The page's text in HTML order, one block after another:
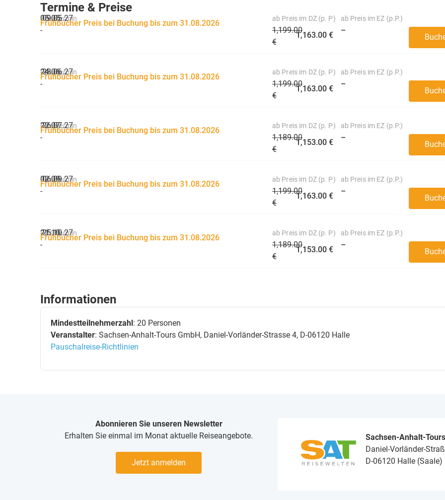
Termine & Preise
Reisetermin
05.05.
-
09.05.27
Frühbucher Preis bei Buchung bis zum 31.08.2026 ab Preis im DZ (p. P)
1,199.00
€
1,163.00 €
ab Preis im EZ (p.P.)
–
Reisetermin
24.06.
-
28.06.27
Frühbucher Preis bei Buchung bis zum 31.08.2026 ab Preis im DZ (p. P)
1,199.00
€
1,163.00 €
ab Preis im EZ (p.P.)
–
Reisetermin
22.07.
-
26.07.27
Frühbucher Preis bei Buchung bis zum 31.08.2026 ab Preis im DZ (p. P)
1,189.00
€
1,153.00 €
ab Preis im EZ (p.P.)
–
Reisetermin
02.09.
-
06.09.27
Frühbucher Preis bei Buchung bis zum 31.08.2026 ab Preis im DZ (p. P)
1,199.00
€
1,163.00 €
ab Preis im EZ (p.P.)
–
Reisetermin
21.10.
-
25.10.27
Frühbucher Preis bei Buchung bis zum 31.08.2026 ab Preis im DZ (p. P)
1,189.00
€
1,153.00 €
ab Preis im EZ (p.P.)
–
Informationen
Mindestteilnehmerzahl: 20 Personen
Veranstalter: Sachsen-Anhalt-Tours GmbH, Daniel-Vorländer-Strasse 4, D-06120 Halle
Pauschalreise-Richtlinien
Abonnieren Sie unseren Newsletter
Erhalten Sie einmal im Monat aktuelle Reiseangebote.
Jetzt anmelden
Sachsen-Anhalt-
Daniel-Vorländer-
D-06120 Halle (Saale)